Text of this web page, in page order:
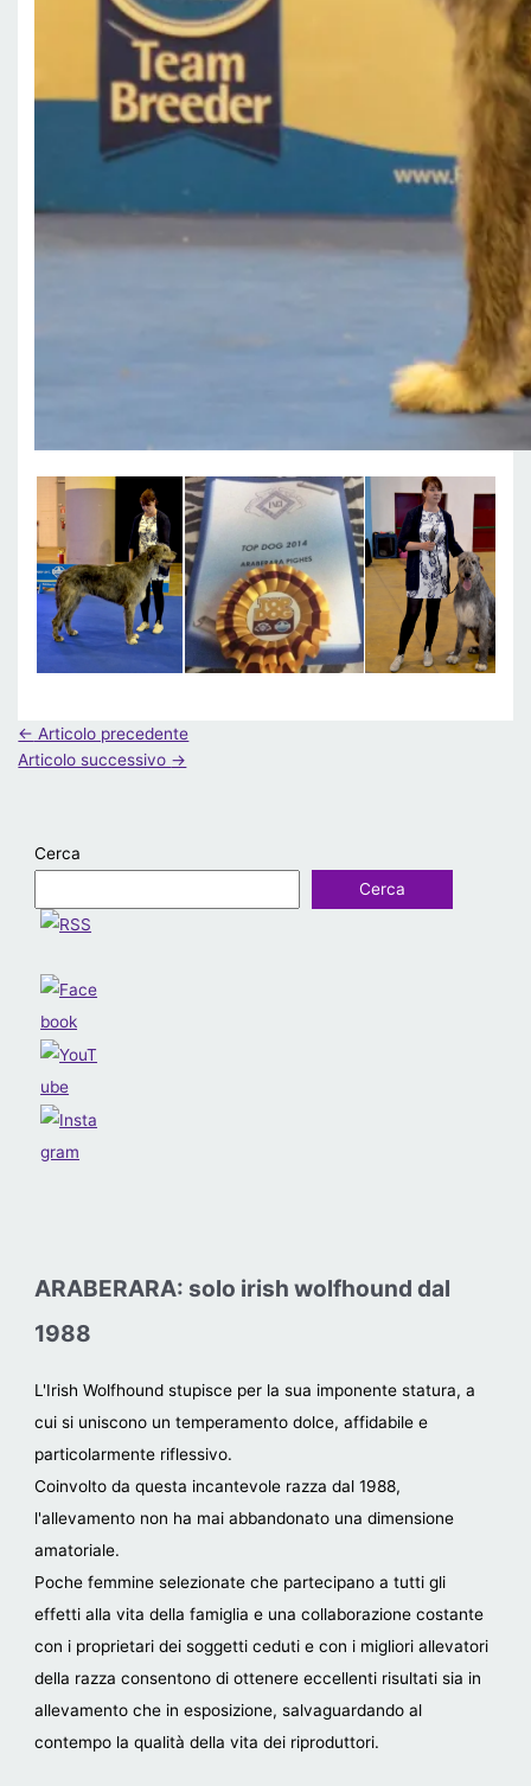
← Articolo precedente
Articolo successivo →
Cerca
Cerca
ARABERARA: solo irish wolfhound dal
1988
L'Irish Wolfhound stupisce per la sua imponente statura, a
cui si uniscono un temperamento dolce, affidabile e
particolarmente riflessivo.
Coinvolto da questa incantevole razza dal 1988,
l'allevamento non ha mai abbandonato una dimensione
amatoriale.
Poche femmine selezionate che partecipano a tutti gli
effetti alla vita della famiglia e una collaborazione costante
con i proprietari dei soggetti ceduti e con i migliori allevatori
della razza consentono di ottenere eccellenti risultati sia in
allevamento che in esposizione, salvaguardando al
contempo la qualità della vita dei riproduttori.